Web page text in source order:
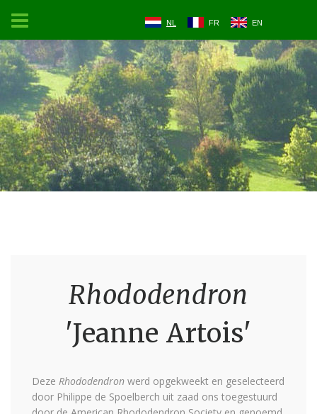
NL FR EN
Rhododendron
'Jeanne Artois'
Deze Rhododendron werd opgekweekt en geselecteerd
door Philippe de Spoelberch uit zaad ons toegestuurd